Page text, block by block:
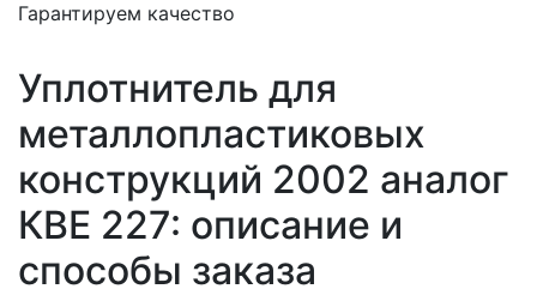
Гарантируем качество
Уплотнитель для
металлопластиковых
конструкций 2002 аналог
КВЕ 227: описание и
способы заказа